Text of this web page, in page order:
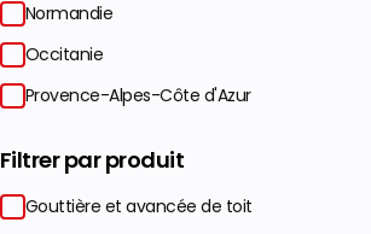
Normandie
Occitanie
Provence-Alpes-Côte d'Azur
Filtrer par produit
Gouttière et avancée de toit